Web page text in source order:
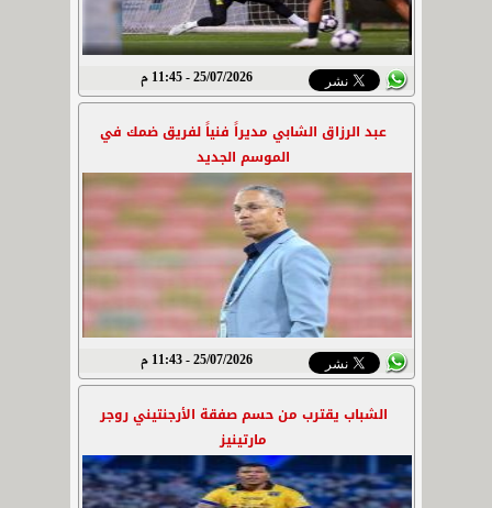
25/07/2026 - 11:45 م
عبد الرزاق الشابي مديراً فنياً لفريق ضمك في
الموسم الجديد
25/07/2026 - 11:43 م
الشباب يقترب من حسم صفقة الأرجنتيني روجر
مارتينيز